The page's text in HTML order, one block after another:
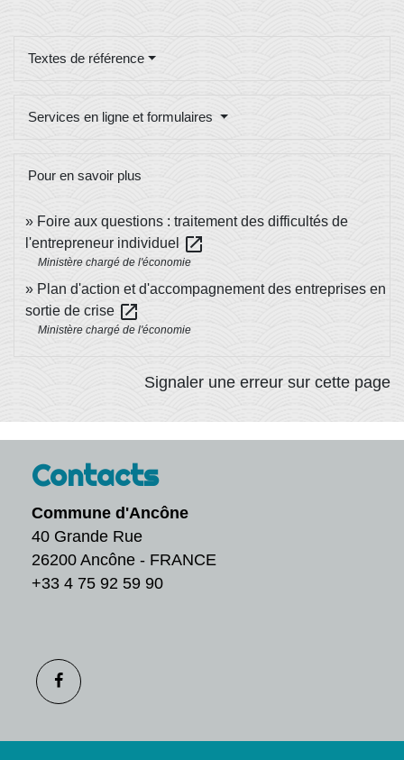
Textes de référence
Services en ligne et formulaires
Pour en savoir plus
Foire aux questions : traitement des difficultés de
l'entrepreneur individuel
open_in_new
Ministère chargé de l'économie
Plan d'action et d'accompagnement des entreprises en
sortie de crise open_in_new
Ministère chargé de l'économie
Signaler une erreur sur cette page
Contacts
Commune d'Ancône
40 Grande Rue
26200 Ancône - FRANCE
+33 4 75 92 59 90